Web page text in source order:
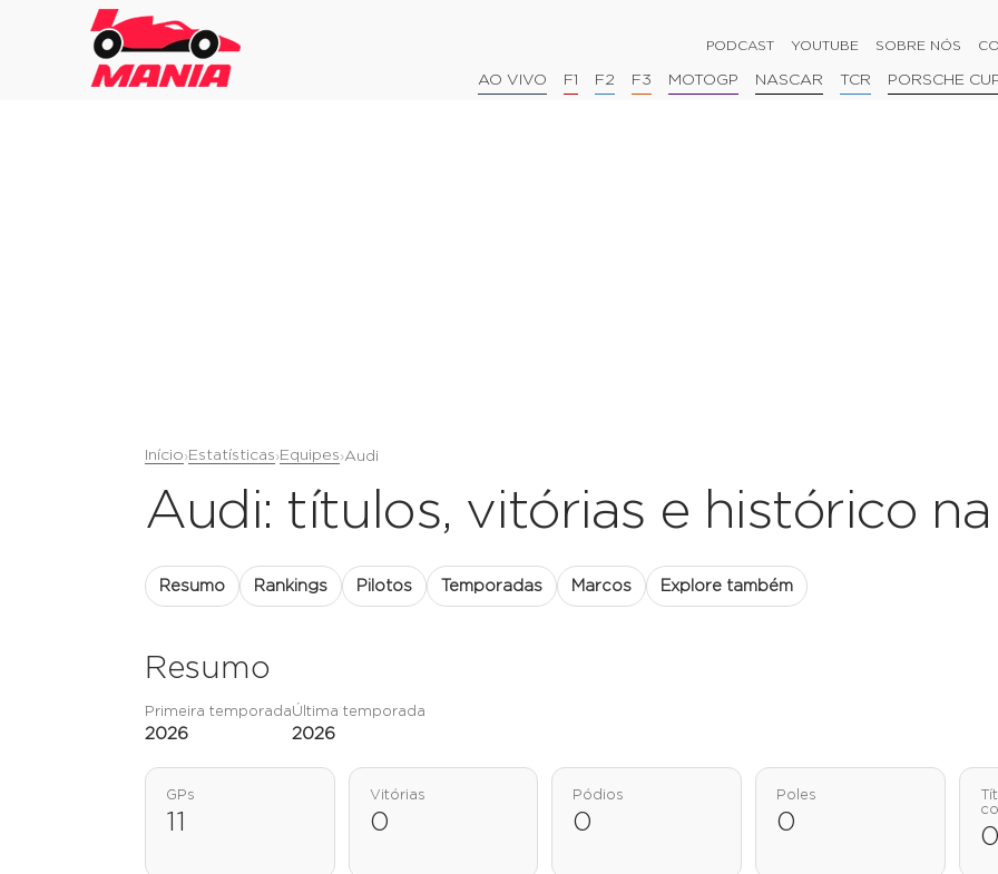
PODCAST YOUTUBE SOBRE NÓS
AO VIVO F1 F2 F3 MOTOGP NASCAR TCR PORSCHE
Início›Estatísticas›Equipes›Audi
Audi: títulos, vitórias e histórico na
Resumo Rankings Pilotos Temporadas Marcos Explore também
Resumo
Primeira temporada
2026
Última temporada
2026
GPs
11
Vitórias
0
Pódios
0
Poles
0
0